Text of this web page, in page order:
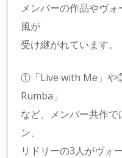
メンバーの作品やヴ
風が
受け継がれています。
①「Live with Me」や
Rumba」
など、メンバー共作
ン、
リドリーの3人がヴォ